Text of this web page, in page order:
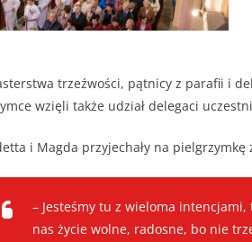
trzeźwości, pątnicy z parafii i
wzięli także udział delegaci
i Magda przyjechały na pielgrzymkę
– Jesteśmy tu z wieloma intencjami,
nas życie wolne, radosne, bo nie